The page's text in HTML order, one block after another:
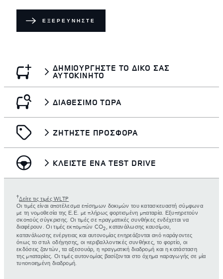
ΕΞΕΡΕΥΝΗΣΤΕ
ΔΗΜΙΟΥΡΓΗΣΤΕ ΤΟ ΔΙΚΟ ΣΑΣ
ΑΥΤΟΚΙΝΗΤΟ
ΔΙΑΘΕΣΙΜΟ ΤΩΡΑ
ΖΗΤΗΣΤΕ ΠΡΟΣΦΟΡΑ
ΚΛΕΙΣΤΕ ΕΝΑ TEST DRIVE
†Δείτε τις τιμές WLTP
Οι τιμές είναι αποτέλεσμα επίσημων δοκιμών του κατασκευαστή σύμφωνα
με τη νομοθεσία της Ε.Ε. με πλήρως φορτισμένη μπαταρία. Εξυπηρετούν
σκοπούς σύγκρισης. Οι τιμές σε πραγματικές συνθήκες ενδέχεται να
διαφέρουν. Οι τιμές εκπομπών CO2 , κατανάλωσης καυσίμου,
κατανάλωσης ενέργειας και αυτονομίας επηρεάζονται από παράγοντες
όπως το στυλ οδήγησης, οι περιβαλλοντικές συνθήκες, το φορτίο, οι
εκδόσεις ζαντών, τα αξεσουάρ, η πραγματική διαδρομή και η κατάσταση
της μπαταρίας. Οι τιμές αυτονομίας βασίζονται στο όχημα παραγωγής σε μία
τυποποιημένη διαδρομή.